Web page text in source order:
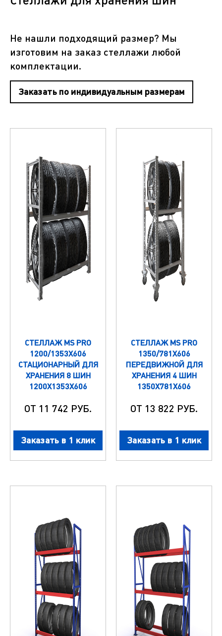
Не нашли подходящий размер? Мы
изготовим на заказ стеллажи любой
комплектации.
Заказать по индивидуальным размерам
СТЕЛЛАЖ MS PRO
1200/1353X606
СТАЦИОНАРНЫЙ ДЛЯ
ХРАНЕНИЯ 8 ШИН
1200X1353X606
ОТ 11 742 РУБ.
Заказать в 1 клик
СТЕЛЛАЖ MS PRO
1350/781X606
ПЕРЕДВИЖНОЙ ДЛЯ
ХРАНЕНИЯ 4 ШИН
1350X781X606
ОТ 13 822 РУБ.
Заказать в 1 клик